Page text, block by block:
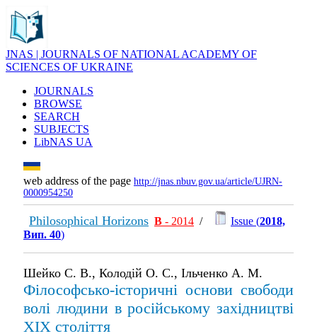
JNAS | JOURNALS OF NATIONAL ACADEMY OF
SCIENCES OF UKRAINE
JOURNALS
BROWSE
SEARCH
SUBJECTS
LibNAS UA
web address of the page http://jnas.nbuv.gov.ua/article/UJRN-
0000954250
Philosophical Horizons В - 2014 / Issue (2018,
Вип. 40)
Шейко С. В., Колодій О. С., Ільченко А. М.
Філософсько-історичні основи свободи
волі людини в російському західництві
ХІХ століття